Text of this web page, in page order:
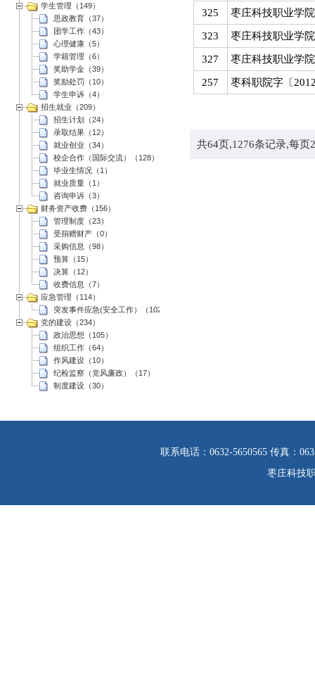
学生管理（149）
思政教育（37）
团学工作（43）
心理健康（5）
学籍管理（6）
奖助学金（39）
奖励处罚（10）
学生申诉（4）
招生就业（209）
招生计划（24）
录取结果（12）
就业创业（34）
校企合作（国际交流）（128）
毕业生情况（1）
就业质量（1）
咨询申诉（3）
财务资产收费（156）
管理制度（23）
受捐赠财产（0）
采购信息（98）
预算（15）
决算（12）
收费信息（7）
应急管理（114）
突发事件应急(安全工作）（102）
党的建设（234）
政治思想（105）
组织工作（64）
作风建设（10）
纪检监察（党风廉政）（17）
制度建设（30）
325 枣庄科技职业学
323 枣庄科技职业学
327 枣庄科技职业学
257 枣科职院字〔
共64页,1276条记录,每页
联系电话：0632-5650565 传真：
枣庄科技